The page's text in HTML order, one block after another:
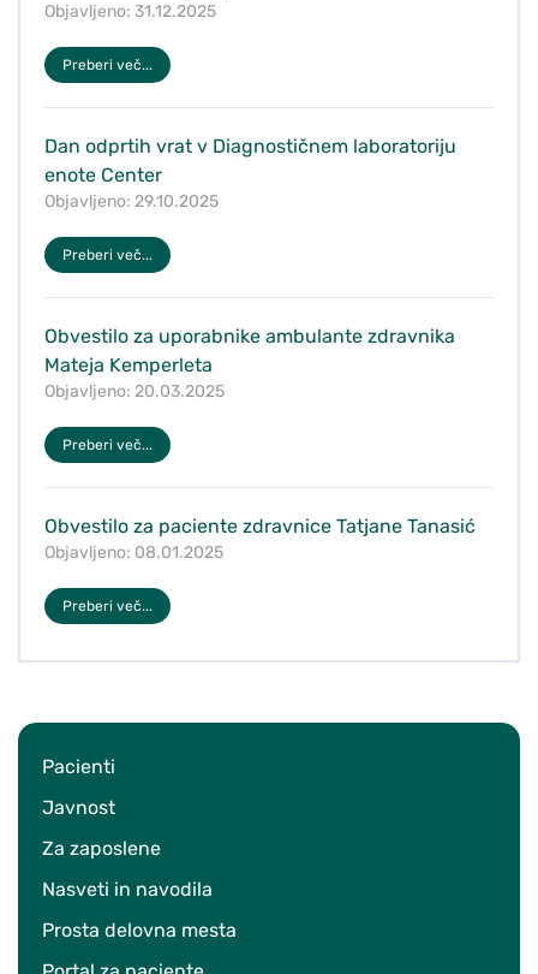
Pacienti
Javnost
Za zaposlene
Nasveti in navodila
Prosta delovna mesta
Objavljeno: 31.12.2025
Preberi več...
Dan odprtih vrat v Diagnostičnem laboratoriju
enote Center
Objavljeno: 29.10.2025
Preberi več...
Obvestilo za uporabnike ambulante zdravnika
Mateja Kemperleta
Objavljeno: 20.03.2025
Preberi več...
Obvestilo za paciente zdravnice Tatjane Tanasić
Objavljeno: 08.01.2025
Preberi več...